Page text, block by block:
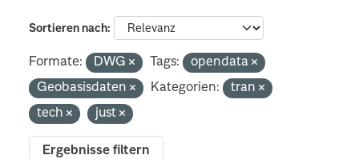
Sortieren nach
Formate: DWG Tags:
opendata
Geobasisdaten
Kategorien:
tran
tech
just
Ergebnisse filtern